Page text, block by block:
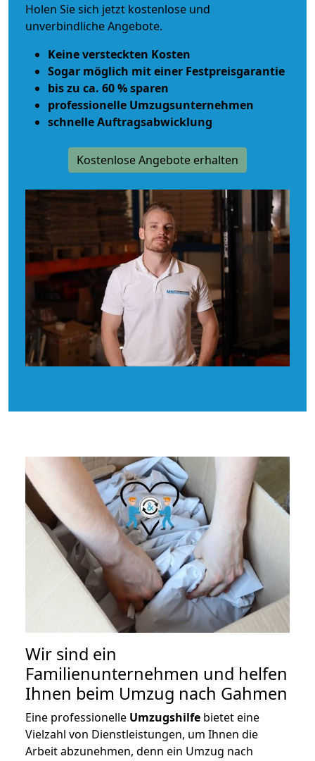
Holen Sie sich jetzt kostenlose und
unverbindliche Angebote.
Keine versteckten Kosten
Sogar möglich mit einer Festpreisgarantie
bis zu ca. 60 % sparen
professionelle Umzugsunternehmen
schnelle Auftragsabwicklung
Kostenlose Angebote erhalten
Wir sind ein
Familienunternehmen und helfen
Ihnen beim Umzug nach Gahmen
Eine professionelle Umzugshilfe bietet eine
Vielzahl von Dienstleistungen, um Ihnen die
Arbeit abzunehmen, denn ein Umzug nach